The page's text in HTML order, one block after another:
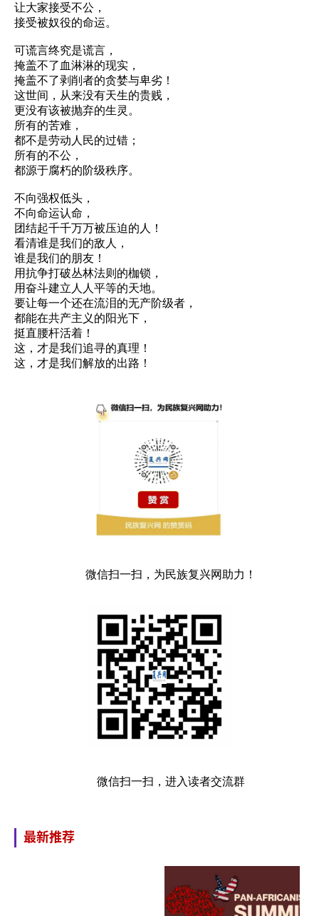
让大家接受不公，
接受被奴役的命运。
可谎言终究是谎言，
掩盖不了血淋淋的现实，
掩盖不了剥削者的贪婪与卑劣！
这世间，从来没有天生的贵贱，
更没有该被抛弃的生灵。
所有的苦难，
都不是劳动人民的过错；
所有的不公，
都源于腐朽的阶级秩序。
不向强权低头，
不向命运认命，
团结起千千万万被压迫的人！
看清谁是我们的敌人，
谁是我们的朋友！
用抗争打破丛林法则的枷锁，
用奋斗建立人人平等的天地。
要让每一个还在流泪的无产阶级者，
都能在共产主义的阳光下，
挺直腰杆活着！
这，才是我们追寻的真理！
这，才是我们解放的出路！
微信扫一扫，为民族复兴网助力！
微信扫一扫，进入读者交流群
最新推荐